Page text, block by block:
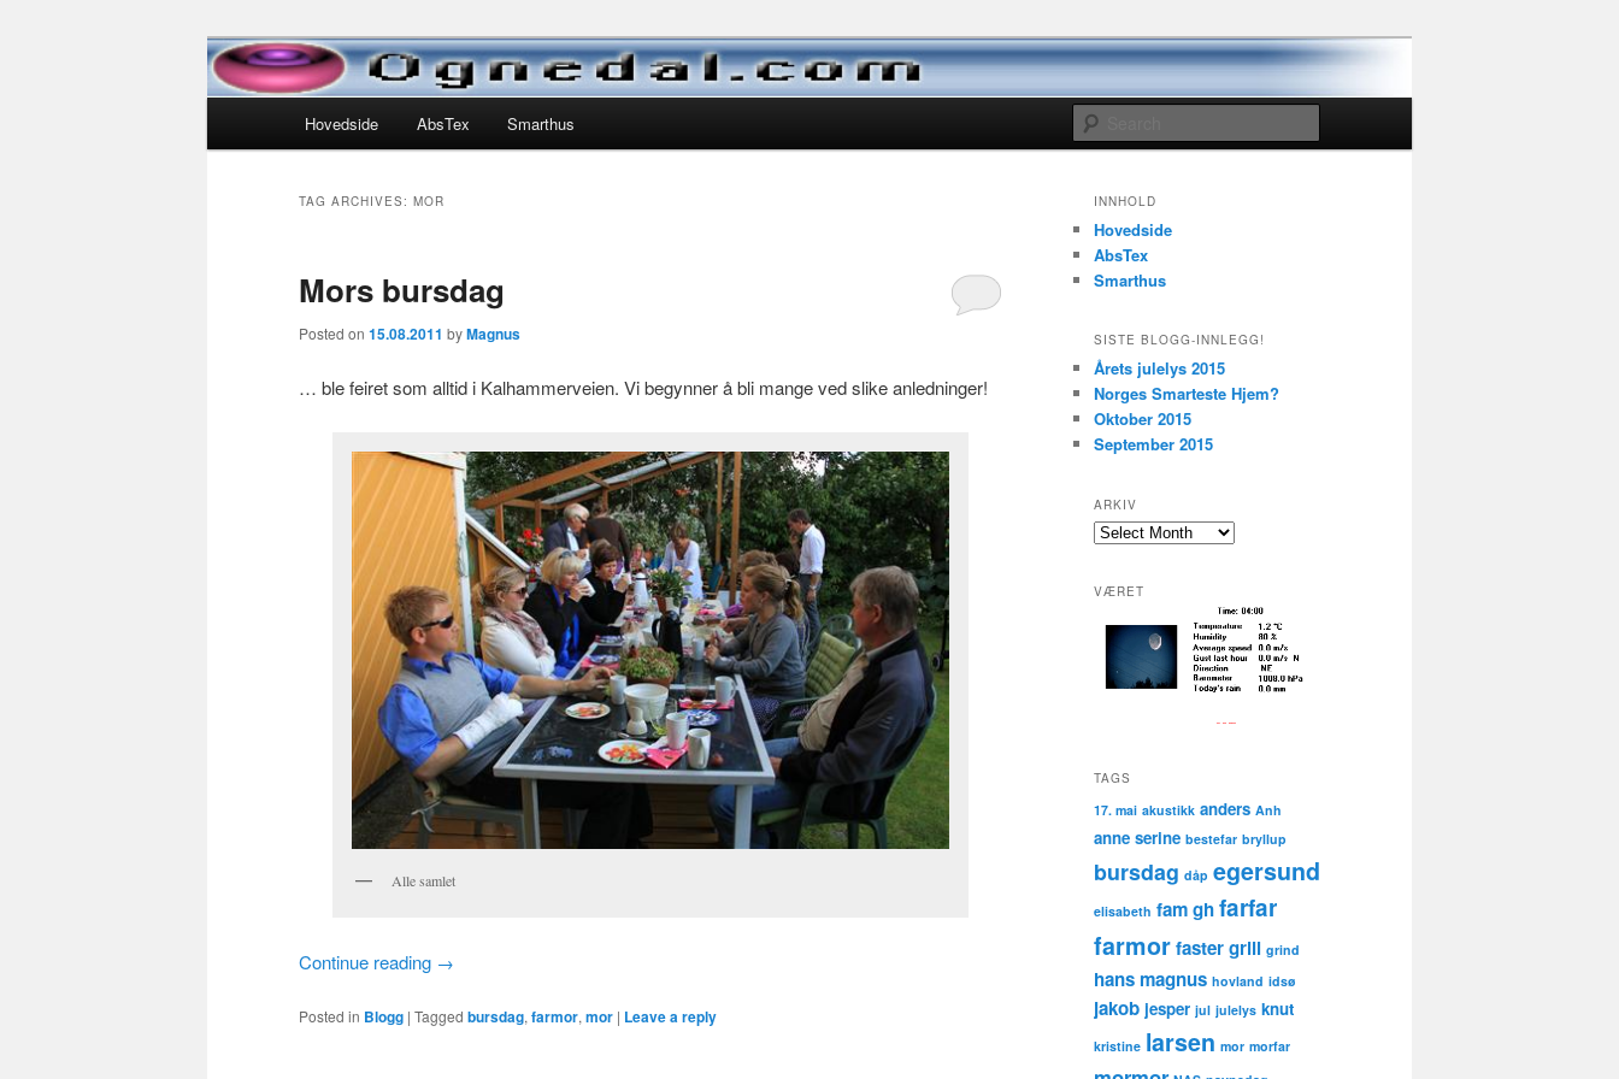
Ognedal.com
Liv og leven for Lotte Helen, Nora Marie, Kristine og Magnus
Hovedside AbsTex Smarthus
TAG ARCHIVES: MOR
Mors bursdag
Posted on 15.08.2011 byMagnus
… ble feiret som alltid i Kalhammerveien. Vi begynner å bli mange ved slike anledninger!
Alle samlet
Continue reading →
Posted in Blogg | Tagged bursdag, farmor, mor | Leave a reply
INNHOLD
Hovedside
AbsTex
Smarthus
SISTE BLOGG-INNLEGG!
Årets julelys 2015
Norges Smarteste Hjem?
Oktober 2015
September 2015
ARKIV
Arkiv
VÆRET
TAGS
17. mai akustikk anders Anh
anne serine bestefar bryllup
bursdag dåp egersund
elisabeth fam ghfarfar
farmorfastergrill grind
hans magnus hovland idsø
jakob jesper jul julelys knut
kristine larsen mor morfar